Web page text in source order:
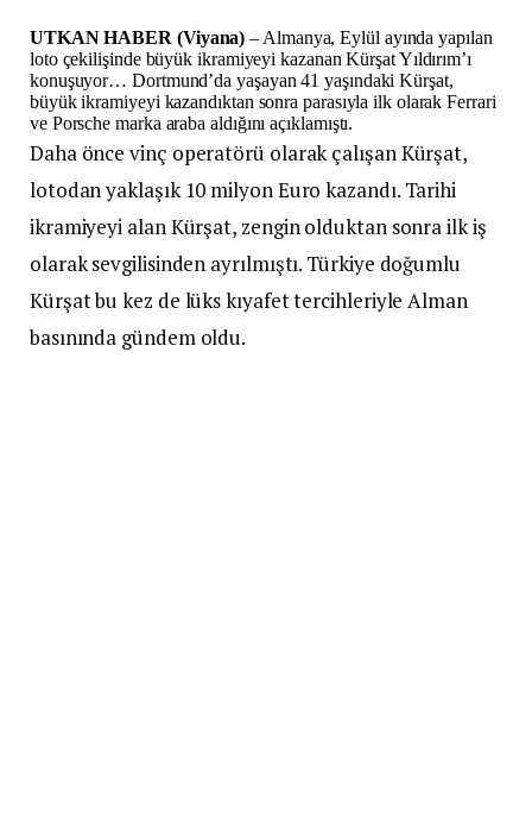
UTKAN HABER (Viyana)– Almanya, Eylül ayında yapılan
loto çekilişinde büyük ikramiyeyi kazanan Kürşat Yıldırım’ı
konuşuyor… Dortmund’da yaşayan 41 yaşındaki Kürşat,
büyük ikramiyeyi kazandıktan sonra parasıyla ilk olarak Ferrari
ve Porsche marka araba aldığını açıklamıştı.
Daha önce vinç operatörü olarak çalışan Kürşat,
lotodan yaklaşık 10 milyon Euro kazandı. Tarihi
ikramiyeyi alan Kürşat, zengin olduktan sonra ilk iş
olarak sevgilisinden ayrılmıştı. Türkiye doğumlu
Kürşat bu kez de lüks kıyafet tercihleriyle Alman
basınında gündem oldu.